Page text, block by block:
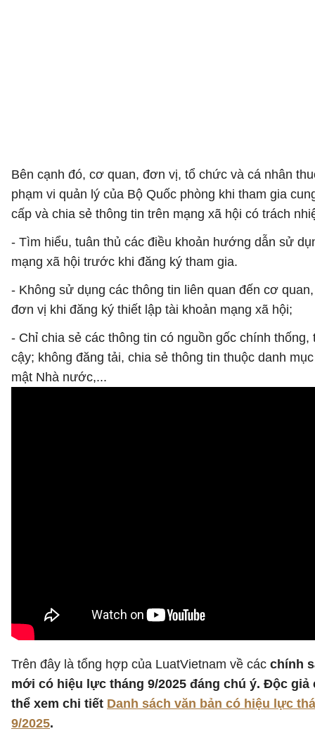
Bên cạnh đó, cơ quan, đơn vị, tổ chức và cá nhân
phạm vi quản lý của Bộ Quốc phòng khi tham gia
cấp và chia sẻ thông tin trên mạng xã hội có trách
- Tìm hiểu, tuân thủ các điều khoản hướng dẫn sử
mạng xã hội trước khi đăng ký tham gia.
- Không sử dụng các thông tin liên quan đến cơ quan,
đơn vị khi đăng ký thiết lập tài khoản mạng xã hội;
- Chỉ chia sẻ các thông tin có nguồn gốc chính thống,
cậy; không đăng tải, chia sẻ thông tin thuộc danh
mật Nhà nước,...
Trên đây là tổng hợp của LuatVietnam về các chính
mới có hiệu lực tháng 9/2025 đáng chú ý. Độc giả
thể xem chi tiết Danh sách văn bản có hiệu lực
9/2025.